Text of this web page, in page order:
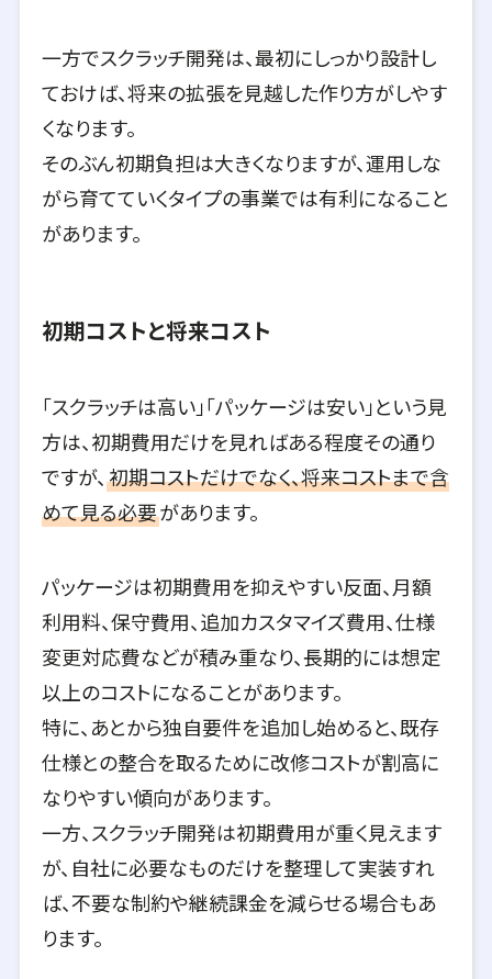
一方でスクラッチ開発は、最初にしっかり設計し
ておけば、将来の拡張を見越した作り方がしやす
くなります。
そのぶん初期負担は大きくなりますが、運用しな
がら育てていくタイプの事業では有利になること
があります。
初期コストと将来コスト
「スクラッチは高い」「パッケージは安い」という見
方は、初期費用だけを見ればある程度その通り
ですが、 初期コストだけでなく、将来コストまで含
めて見る必要があります。
パッケージは初期費用を抑えやすい反面、月額
利用料、保守費用、追加カスタマイズ費用、仕様
変更対応費などが積み重なり、長期的には想定
以上のコストになることがあります。
特に、あとから独自要件を追加し始めると、既存
仕様との整合を取るために改修コストが割高に
なりやすい傾向があります。
一方、スクラッチ開発は初期費用が重く見えます
が、自社に必要なものだけを整理して実装すれ
ば、不要な制約や継続課金を減らせる場合もあ
ります。